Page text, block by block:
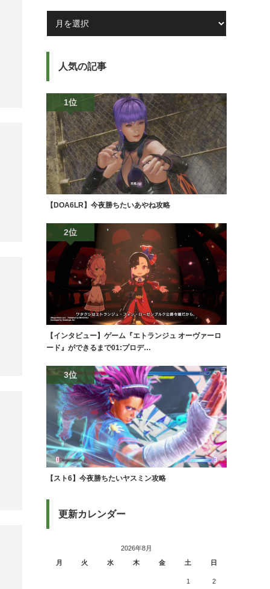
人気の記事
1位
【DOA6LR】今夜勝ちたいあやね攻略
2位
【インタビュー】ゲーム『エトランジュ オーヴァーロ
ード』ができるまで01:プロデ…
3位
【スト6】今夜勝ちたいヤスミン攻略
更新カレンダー
2026年8月
月
火 水 木 金 土 日
1 2